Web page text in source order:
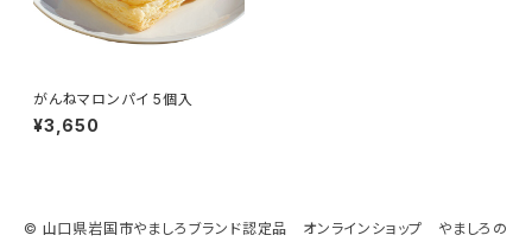
がんねマロンパイ 5個入
¥3,650
© 山口県岩国市やましろブランド認定品 オンラインショップ やましろの